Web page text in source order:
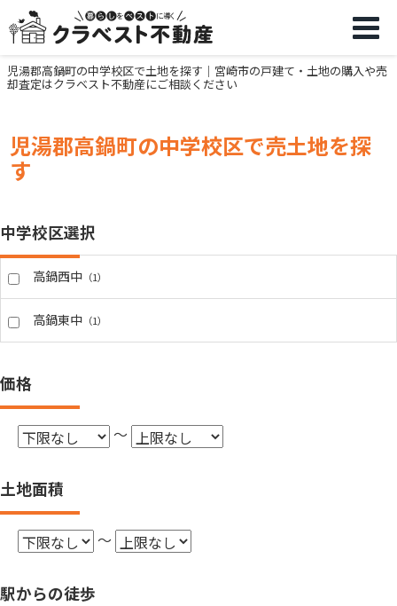
児湯郡高鍋町の中学校区で土地を探す｜宮崎市の戸建て・土地の購入や売
却査定はクラベスト不動産にご相談ください
児湯郡高鍋町の中学校区で売土地を探
す
中学校区選択
高鍋西中 （1）
高鍋東中 （1）
価格
～
土地面積
～
駅からの徒歩